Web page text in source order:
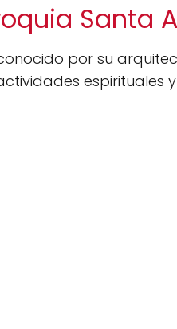
Santa
por su
espirituales